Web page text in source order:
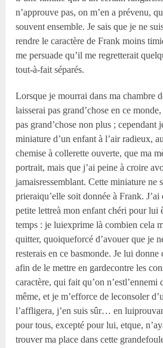
n’approuve pas, on m’en a prévenu,
souvent ensemble. Je sais que je ne
rendre le caractère de Frank moins
me persuade qu’il me regretterait
tout-à-fait séparés.
Lorsque je mourrai dans ma chambre
laisserai pas grand’chose en ce
pas grand’chose non plus ; cependant
miniature d’un enfant à l’air radieux,
chemise à collerette ouverte, que ma
portrait, mais que j’ai peine à croire
jamaisressemblant. Cette miniature ne
prieraiqu’elle soit donnée à Frank. J’ai
petite lettreà mon enfant chéri pour lui
temps : je luiexprime là combien cela
quitter, quoiqueforcé d’avouer que je
resterais en ce basmonde. Je lui donne
afin de le mettre en gardecontre les
caractère, qui fait qu’on n’estl’ennemi
même, et je m’efforce de leconsoler
l’affligera, j’en suis sûr… en
pour tous, excepté pour lui, etque,
trouver ma place dans cette